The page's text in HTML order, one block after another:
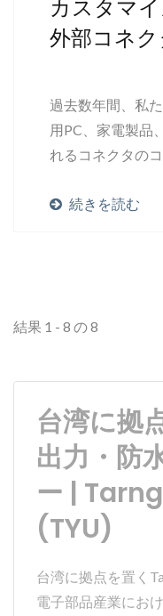
カスタマ
外部コネ
過去数年間、私
用PC、家電製品
れるコネクタの
協力によるもの
続きを読む
結果 1 - 8 の 8
台湾に拠
出力・防
ー |
(TYU)
台湾に拠点を置く
電子部品産業にお